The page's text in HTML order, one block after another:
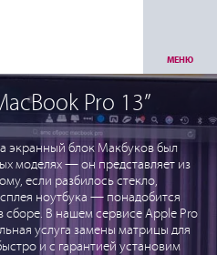
МЕНЮ
Pro 13”
экранный блок Макбуков был
моделях — он представляет из
если разбилось стекло,
ноутбука — понадобится
сборе. В нашем сервисе Apple Pro
услуга замены матрицы для
и с гарантией установим